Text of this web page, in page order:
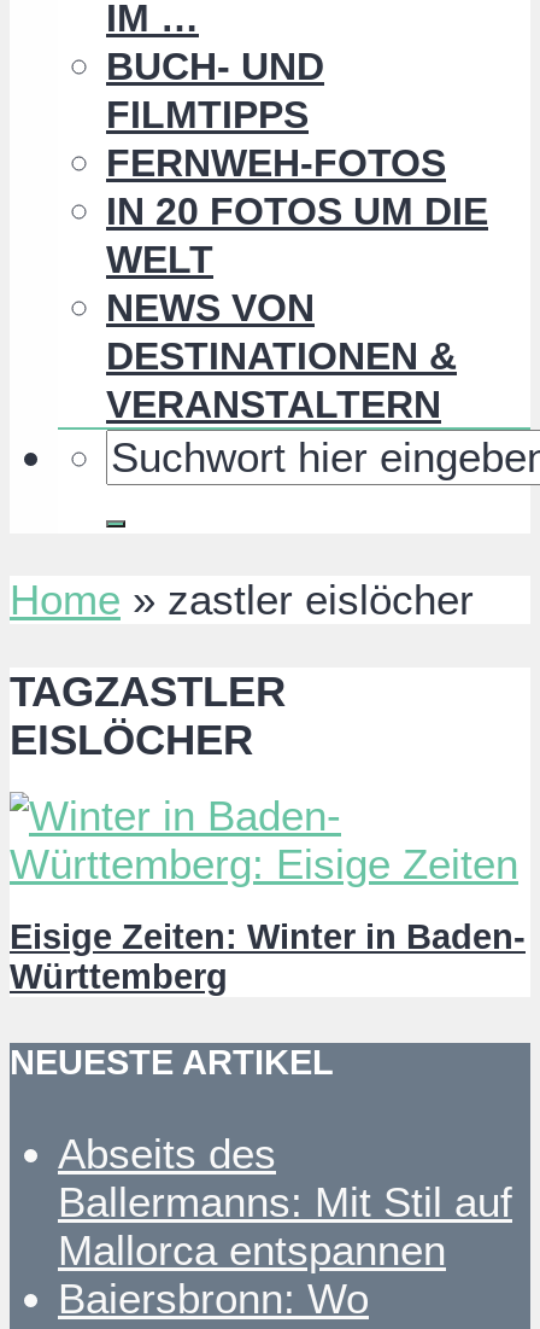
IM …
BUCH- UND
FILMTIPPS
FERNWEH-FOTOS
IN 20 FOTOS UM DIE
WELT
NEWS VON
DESTINATIONEN &
VERANSTALTERN
Home » zastler eislöcher
TAGZASTLER
EISLÖCHER
Eisige Zeiten: Winter in Baden-
Württemberg
NEUESTE ARTIKEL
Abseits des
Ballermanns: Mit Stil auf
Mallorca entspannen
Baiersbronn: Wo